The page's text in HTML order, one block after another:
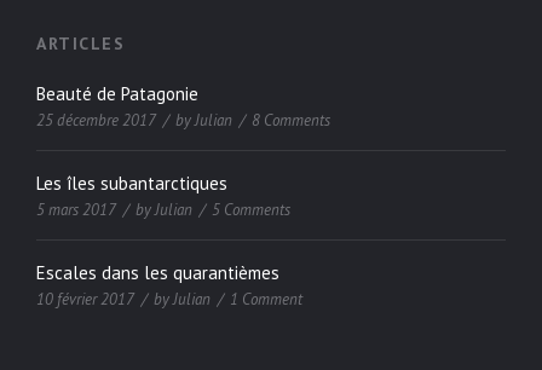
ARTICLES
Beauté de Patagonie
25 décembre 2017 byJulian 8 Comments
Les îles subantarctiques
5 mars 2017 byJulian 5 Comments
Escales dans les quarantièmes
10 février 2017 byJulian 1 Comment